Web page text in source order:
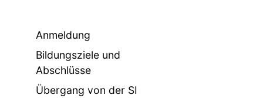
Anmeldung
Bildungsziele und
Abschlüsse
Übergang von der SI